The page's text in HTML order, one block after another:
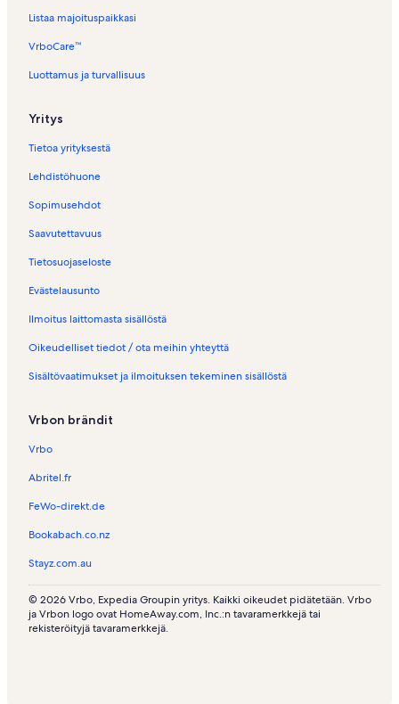
Listaa majoituspaikkasi
VrboCare™
Luottamus ja turvallisuus
Yritys
Tietoa yrityksestä
Lehdistöhuone
Sopimusehdot
Saavutettavuus
Tietosuojaseloste
Evästelausunto
Ilmoitus laittomasta sisällöstä
Oikeudelliset tiedot / ota meihin yhteyttä
Sisältövaatimukset ja ilmoituksen tekeminen sisällöstä
Vrbon brändit
Vrbo
Abritel.fr
FeWo-direkt.de
Bookabach.co.nz
Stayz.com.au
© 2026 Vrbo, Expedia Groupin yritys. Kaikki oikeudet pidätetään. Vrbo
ja Vrbon logo ovat HomeAway.com, Inc.:n tavaramerkkejä tai
rekisteröityjä tavaramerkkejä.